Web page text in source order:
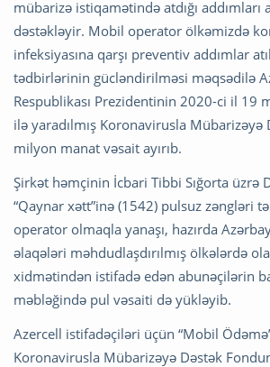
mübarizə istiqamətində atdığı addımları
dəstəkləyir. Mobil operator ölkəmizdə
infeksiyasına qarşı preventiv addımlar
tədbirlərinin gücləndirilməsi məqsədilə
Respublikası Prezidentinin 2020-ci il 19
ilə yaradılmış Koronavirusla Mübarizəyə
milyon manat vəsait ayırıb.
Şirkət həmçinin İcbari Tibbi Sığorta üzrə
“Qaynar xətt”inə (1542) pulsuz zəngləri
operator olmaqla yanaşı, hazırda
əlaqələri məhdudlaşdırılmış ölkələrdə
xidmətindən istifadə edən abunəçilərin
məbləğində pul vəsaiti də yükləyib.
Azercell istifadəçiləri üçün “Mobil
Koronavirusla Mübarizəyə Dəstək